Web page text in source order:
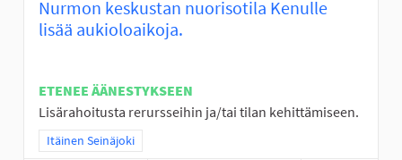
Nurmon keskustan nuorisotila Kenulle
lisää aukioloaikoja.
ETENEE ÄÄNESTYKSEEN
Lisärahoitusta rerursseihin ja/tai tilan kehittämiseen.
Rajaa tulokset teeman mukaan: Itäinen Seinäjoki
Itäinen Seinäjoki